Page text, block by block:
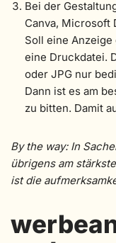
Bei der
Canva, Microsoft
Soll eine
eine Druckdatei.
oder JPG nur
Dann ist es am
zu bitten. Damit
By the way: In
übrigens am
ist die